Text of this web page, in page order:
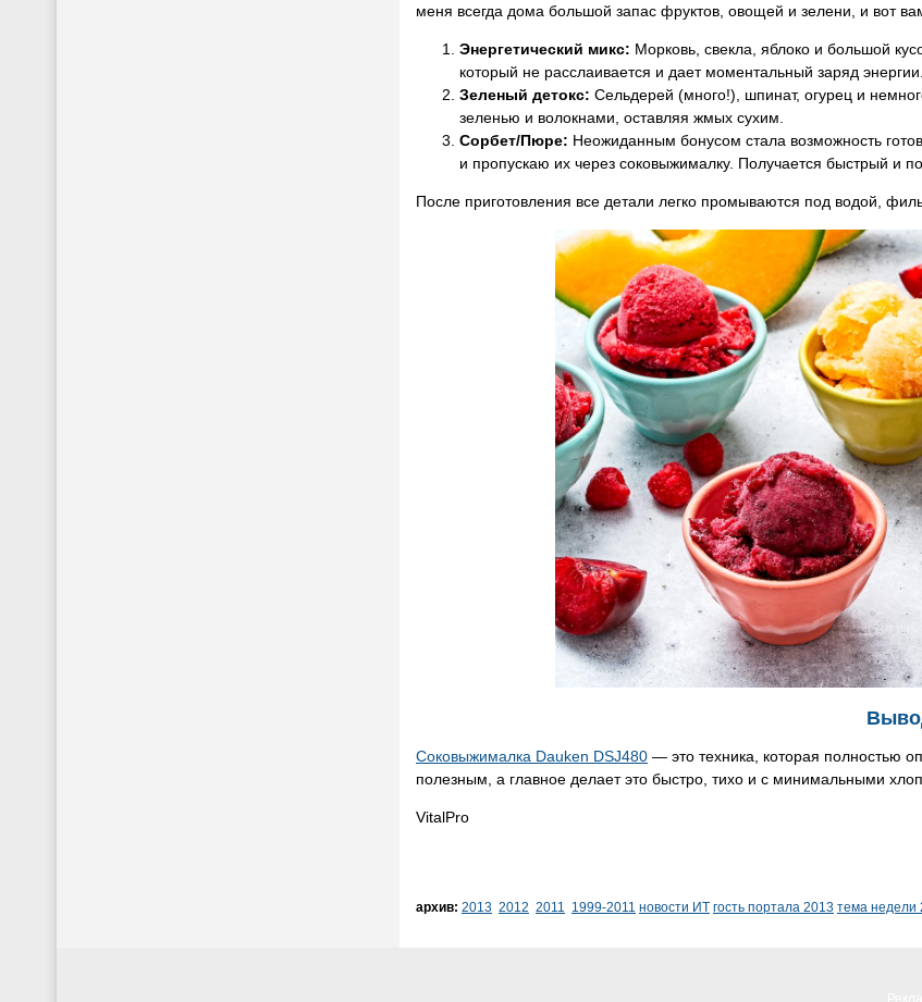
меня всегда дома большой запас фруктов, овощей и зелени, и вот
Энергетический микс: Морковь, свекла, яблоко и большой
который не расслаивается и дает моментальный заряд энергии.
Зеленый детокс: Сельдерей (много!), шпинат, огурец и
зеленью и волокнами, оставляя жмых сухим.
Сорбет/Пюре: Неожиданным бонусом стала возможность
и пропускаю их через соковыжималку. Получается быстрый и
После приготовления все детали легко промываются под водой,
Соковыжималка Dauken DSJ480 — это техника, которая полностью
полезным, а главное делает это быстро, тихо и с минимальными
VitalPro
архив: 2013 2012 2011 1999-2011 новости ИТ гость портала 2013 тема недели